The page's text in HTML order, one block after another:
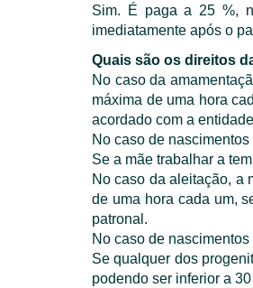
Sim. É paga a 25 %,
imediatamente após o
Quais são os direitos
No caso da
máxima de uma hora
acordado com a
No caso de
Se a mãe trabalhar a
No caso da aleitação, a
de uma hora cada um,
patronal.
No caso de
Se qualquer dos
podendo ser inferior a